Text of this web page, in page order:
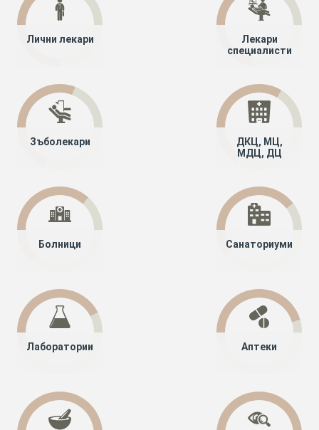
Лични лекари
Лекари
специалисти
Зъболекари
ДКЦ, МЦ,
МДЦ, ДЦ
Болници Санаториуми
Лаборатории Аптеки